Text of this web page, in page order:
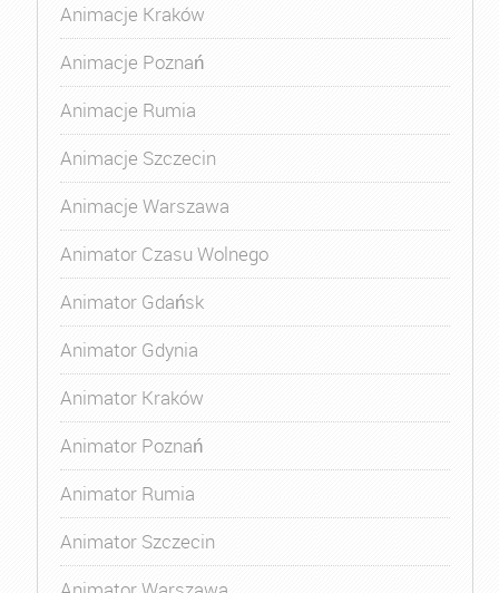
Animacje Kraków
Animacje Poznań
Animacje Rumia
Animacje Szczecin
Animacje Warszawa
Animator Czasu Wolnego
Animator Gdańsk
Animator Gdynia
Animator Kraków
Animator Poznań
Animator Rumia
Animator Szczecin